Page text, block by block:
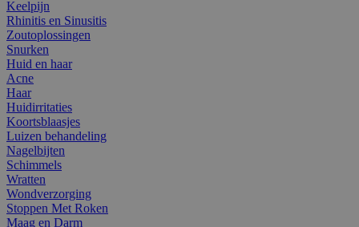
Keelpijn
Rhinitis en Sinusitis
Zoutoplossingen
Snurken
Huid en haar
Acne
Haar
Huidirritaties
Koortsblaasjes
Luizen behandeling
Nagelbijten
Schimmels
Wratten
Wondverzorging
Stoppen Met Roken
Maag en Darm